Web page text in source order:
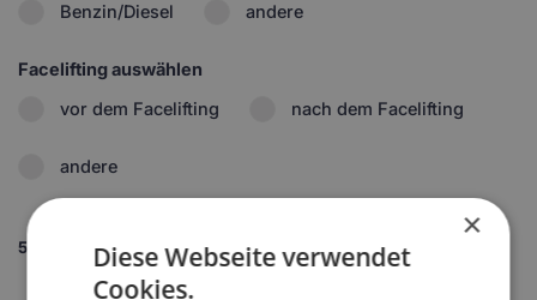
Benzin/Diesel
andere
Facelifting auswählen
vor dem Facelifting
nach dem Facelifting
andere
5. Set wählen
×
Diese Webseite verwendet
Cookies.